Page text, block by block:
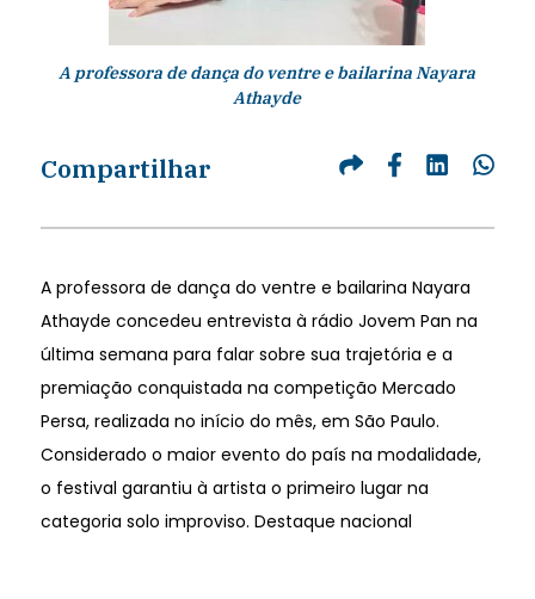
A professora de dança do ventre e bailarina Nayara
Athayde
Compartilhar
A professora de dança do ventre e bailarina Nayara
Athayde concedeu entrevista à rádio Jovem Pan na
última semana para falar sobre sua trajetória e a
premiação conquistada na competição Mercado
Persa, realizada no início do mês, em São Paulo.
Considerado o maior evento do país na modalidade,
o festival garantiu à artista o primeiro lugar na
categoria solo improviso. Destaque nacional